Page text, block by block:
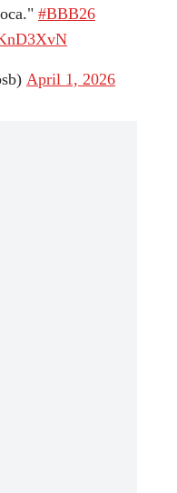
#BBB26
April 1, 2026